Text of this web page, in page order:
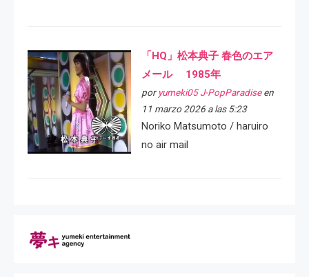
「HQ」松本典子 春色のエア
メール 1985年
por yumeki05 J-PopParadiseen
11 marzo 2026 a las 5:23
Noriko Matsumoto / haruiro
no air mail